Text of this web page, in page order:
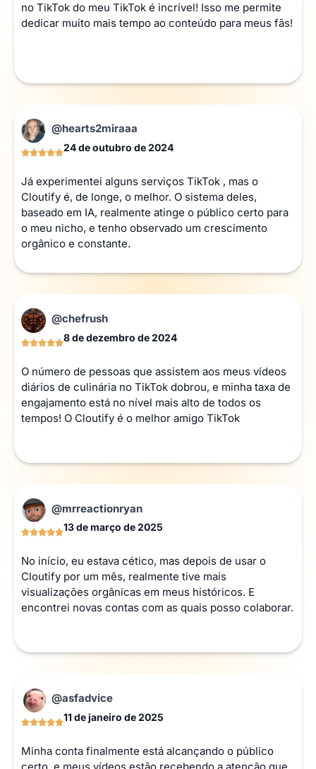
no TikTok do meu TikTok é incrível! Isso me permite
dedicar muito mais tempo ao conteúdo para meus fãs!
24 de outubro de 2024
Já experimentei alguns serviços TikTok , mas o
Cloutify é, de longe, o melhor. O sistema deles,
baseado em IA, realmente atinge o público certo para
o meu nicho, e tenho observado um crescimento
orgânico e constante.
@hearts2miraaa
8 de dezembro de 2024
O número de pessoas que assistem aos meus vídeos
diários de culinária no TikTok dobrou, e minha taxa de
engajamento está no nível mais alto de todos os
tempos! O Cloutify é o melhor amigo TikTok
@chefrush
13 de março de 2025
No início, eu estava cético, mas depois de usar o
Cloutify por um mês, realmente tive mais
visualizações orgânicas em meus históricos. E
encontrei novas contas com as quais posso colaborar.
@mrreactionryan
11 de janeiro de 2025
Minha conta finalmente está alcançando o público
@asfadvice